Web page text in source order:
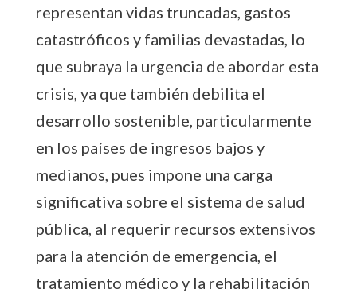
representan vidas truncadas, gastos
catastróficos y familias devastadas, lo
que subraya la urgencia de abordar esta
crisis, ya que también debilita el
desarrollo sostenible, particularmente
en los países de ingresos bajos y
medianos, pues impone una carga
significativa sobre el sistema de salud
pública, al requerir recursos extensivos
para la atención de emergencia, el
tratamiento médico y la rehabilitación